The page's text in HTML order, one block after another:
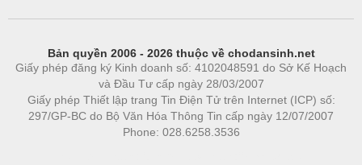
Bản quyền 2006 - 2026 thuộc về chodansinh.net
Giấy phép đăng ký Kinh doanh số: 4102048591 do Sở Kế Hoạch
và Đầu Tư cấp ngày 28/03/2007
Giấy phép Thiết lập trang Tin Điện Tử trên Internet (ICP) số:
297/GP-BC do Bộ Văn Hóa Thông Tin cấp ngày 12/07/2007
Phone: 028.6258.3536